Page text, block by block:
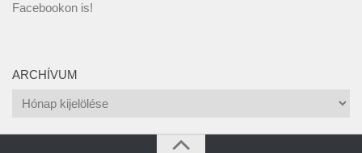
Facebookon is!
ARCHÍVUM
Archívum